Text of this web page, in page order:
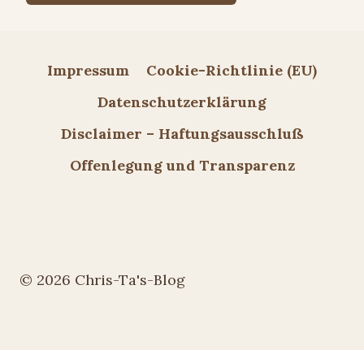
Impressum
Cookie-Richtlinie (EU)
Datenschutzerklärung
Disclaimer – Haftungsausschluß
Offenlegung und Transparenz
© 2026 Chris-Ta's-Blog